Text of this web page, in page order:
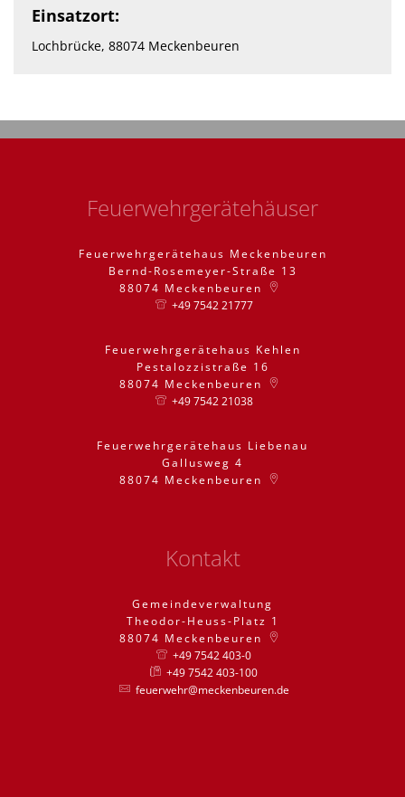
Einsatzort:
Lochbrücke, 88074 Meckenbeuren
Feuerwehrgerätehäuser
Feuerwehrgerätehaus Meckenbeuren
Bernd-Rosemeyer-Straße 13
88074 Meckenbeuren
+49 7542 21777
Feuerwehrgerätehaus Kehlen
Pestalozzistraße 16
88074 Meckenbeuren
+49 7542 21038
Feuerwehrgerätehaus Liebenau
Gallusweg 4
88074 Meckenbeuren
Kontakt
Gemeindeverwaltung
Theodor-Heuss-Platz 1
88074 Meckenbeuren
+49 7542 403-0
+49 7542 403-100
feuerwehr@meckenbeuren.de